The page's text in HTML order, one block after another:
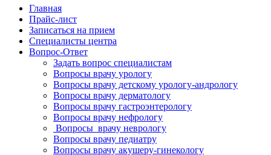
Главная
Прайс-лист
Записаться на прием
Специалисты центра
Вопрос-Ответ
Задать вопрос специалистам
Вопросы врачу урологу
Вопросы врачу детскому урологу-андрологу
Вопросы врачу дерматологу
Вопросы врачу гастроэнтерологу
Вопросы врачу нефрологу
Вопросы врачу неврологу
Вопросы врачу педиатру
Вопросы врачу акушеру-гинекологу